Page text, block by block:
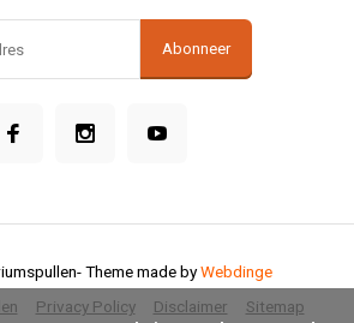
Abonneer
Privacy Policy Disclaimer Sitemap
- Theme made byWebdinge